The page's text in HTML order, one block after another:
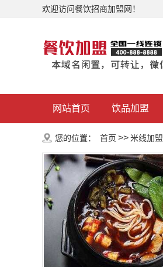
欢迎访问餐饮招商加盟网！
网站首页 饮品加盟
您的位置： 首页 >>米线加盟